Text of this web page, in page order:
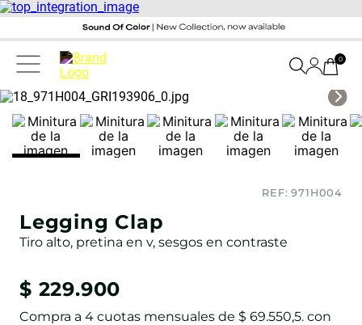
0
REF:971H004
Legging Clap
Tiro alto, pretina en v, sesgos en contraste
$ 229.900
Compra a 4 cuotas mensuales de $ 69.550,5. con